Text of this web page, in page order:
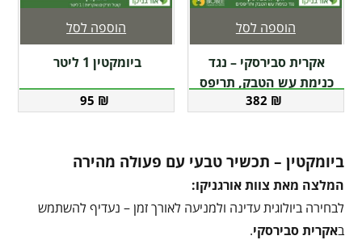
אקרית סבירסקי – נגד
כנימת עש הטבק, תריפס
382 ₪
הוספה לסל
ביומקטין 1 ליטר
95 ₪
הוספה לסל
ביומקטין – תכשיר טבעי עם פעולה מהירה
המלצה מאת צוות אורגניקו:
לבחירה ביולוגית עדינה ולמניעה לאורך זמן – נעדיף להשתמש
באקרית סבירסקי.